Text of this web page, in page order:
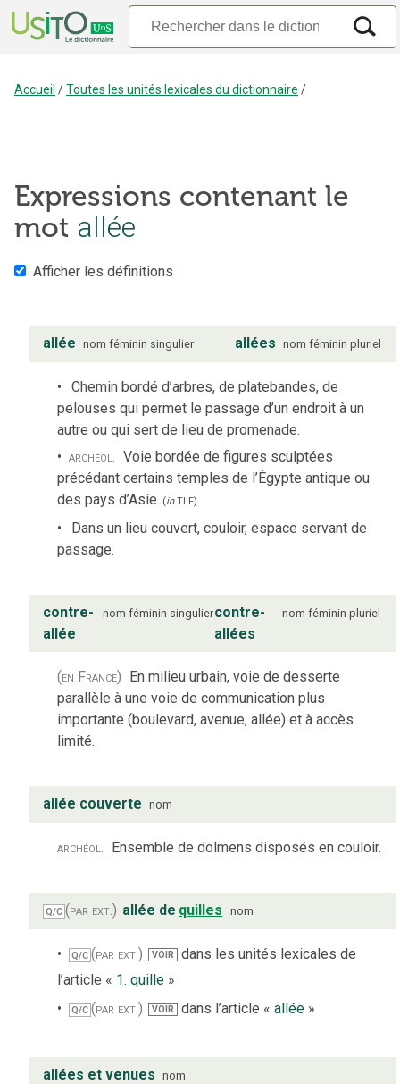
Accueil /Toutes les unités lexicales du dictionnaire /
Expressions contenant le
mot allée
Afficher les définitions
allée nom féminin singulier allées nom féminin pluriel
Chemin bordé d’arbres, de platebandes, de
pelouses qui permet le passage d’un endroit à un
autre ou qui sert de lieu de promenade.
archéol. Voie bordée de figures sculptées
précédant certains temples de l’Égypte antique ou
des pays d’Asie. (inTLF)
Dans un lieu couvert, couloir, espace servant de
passage.
contre-
allée
nom féminin singuliercontre-
allées
nom féminin pluriel
(en France) En milieu urbain, voie de desserte
parallèle à une voie de communication plus
importante (boulevard, avenue, allée) et à accès
limité.
allée couverte nom
archéol. Ensemble de dolmens disposés en couloir.
Q/C (par ext.) allée de quilles nom
Q/C (par ext.) VOIR
dans les unités lexicales de
l’article « 1. quille »
Q/C (par ext.) VOIR dans l’article «allée »
allées et venues nom